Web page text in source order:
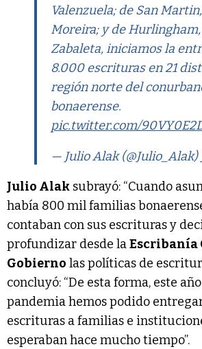
Valenzuela; de San
Moreira; y de Hurlingham,
Zabaleta, iniciamos la
8.000 escrituras en 21
región norte del
bonaerense.
pic.twitter.com/
— Julio Alak (@Julio_Alak)
Julio Alak subrayó: “Cuando
había 800 mil familias
contaban con sus escrituras y
profundizar desde laEscribanía
Gobierno las políticas de
concluyó: “De esta forma, este
pandemia hemos podido
escrituras a familias e
esperaban hace mucho tiempo”.